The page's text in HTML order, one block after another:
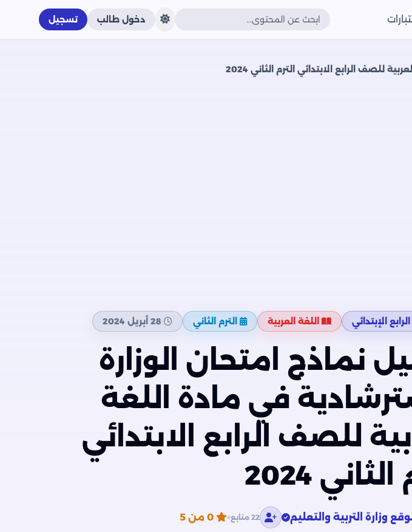
دخول طالب تسجيل
الرابع الابتدائي الترم الثاني 2024
الإبتدائي اللغة العربية الترم الثاني 28 أبريل 2024
نماذج امتحان الوزارة
في مادة اللغة
للصف الرابع الابتدائي
الثاني 2024
وزارة التربية والتعليم 22 متابع 0من 5